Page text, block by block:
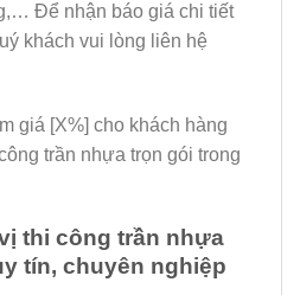
Để nhận báo giá chi tiết
khách vui lòng liên hệ
giá [X%] cho khách hàng
trần nhựa trọn gói trong
thi công trần nhựa
tín, chuyên nghiệp